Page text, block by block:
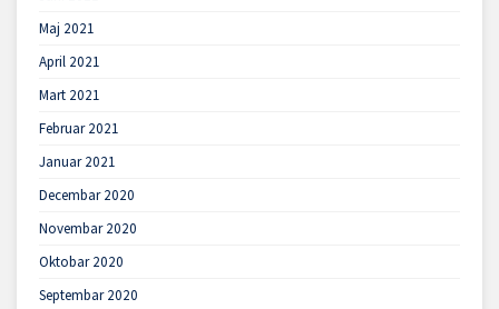
Maj 2021
April 2021
Mart 2021
Februar 2021
Januar 2021
Decembar 2020
Novembar 2020
Oktobar 2020
Septembar 2020